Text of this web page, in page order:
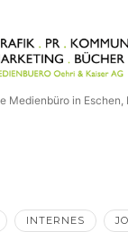
Medienbüro in Eschen,
INTERNES